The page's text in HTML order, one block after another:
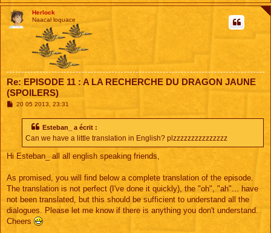
Herlock
Naacal loquace
Re: EPISODE 11 : A LA RECHERCHE DU DRAGON JAUNE
(SPOILERS)
M20 05 2013, 23:31
Esteban_ a écrit :
Can we have a little translation in English? plzzzzzzzzzzzzzzz
Hi Esteban_ all all english speaking friends,
As promised, you will find below a complete translation of the episode.
The translation is not perfect (I've done it quickly), the "oh", "ah"... have
not been translated, but this should be sufficient to understand all the
dialogues. Please let me know if there is anything you don't understand.
Cheers